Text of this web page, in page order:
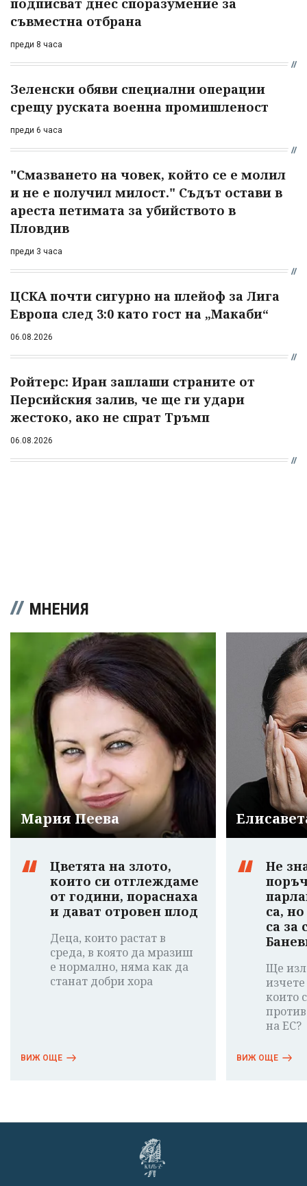
подписват днес споразумение за
съвместна отбрана
преди 8 часа
Зеленски обяви специални операции
срещу руската военна промишленост
преди 6 часа
"Смазването на човек, който се е молил
и не е получил милост." Съдът остави в
ареста петимата за убийството в
Пловдив
преди 3 часа
ЦСКА почти сигурно на плейоф за Лига
Европа след 3:0 като гост на „Макаби“
06.08.2026
Ройтерс: Иран заплаши страните от
Персийския залив, че ще ги удари
жестоко, ако не спрат Тръмп
06.08.2026
МНЕНИЯ
Мария Пеева
Цветята на злото,
които си отглеждаме
от години, пораснаха
и дават отровен плод
Деца, които растат в
среда, в която да мразиш
е нормално, няма как да
станат добри хора
ВИЖ ОЩЕ
Не
са,
са за
Ще
които
на ЕС?
ВИЖ ОЩЕ